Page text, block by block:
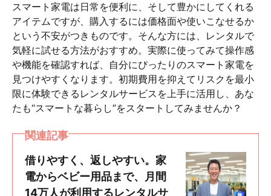
スマート家電は日常を便利に、そして豊かにしてくれる
アイテムですが、購入するには価格面や使いこなせるか
という不安がつきものです。そんな方には、レンタルで
気軽に試せる方法がおすすめ。実際に使ってみて操作感
や機能を確認すれば、自分にぴったりのスマート家電を
見つけやすくなります。初期費用を抑えてリスクを最小
限に体験できるレンタルサービスを上手に活用し、あな
たも“スマートな暮らし”をスタートしてみませんか？
関連記事
借りやすく、返しやすい。家
電からベビー用品まで、月間
14万人が利用するレンタルサ